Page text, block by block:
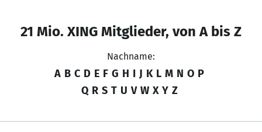
21 Mio. XING Mitglieder, von A bis Z
Nachname:
A B C D E F G H I J K L M N O P
Q R S T U V W X Y Z